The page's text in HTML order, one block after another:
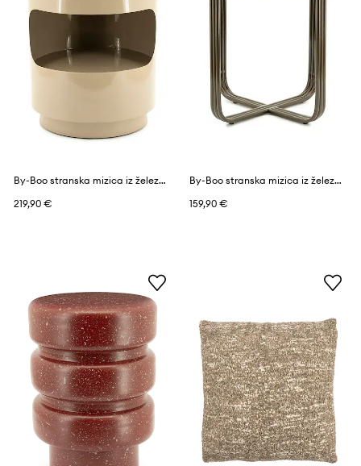
By-Boo stranska mizica iz železa 37 x 37 x 45 cm
219,90 €
By-Boo stranska mizica iz železa 42,5 x 42,5 x 42,5 cm
159,90 €